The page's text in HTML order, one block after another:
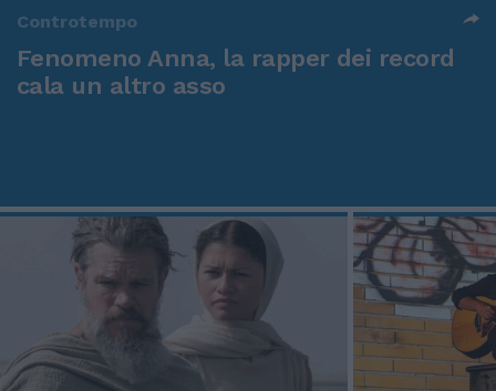
Controtempo
Fenomeno Anna, la rapper dei record
cala un altro asso